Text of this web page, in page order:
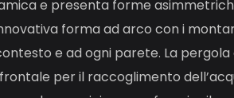
e presenta forme
forma ad arco con i
e ad ogni parete. La
per il raccoglimento